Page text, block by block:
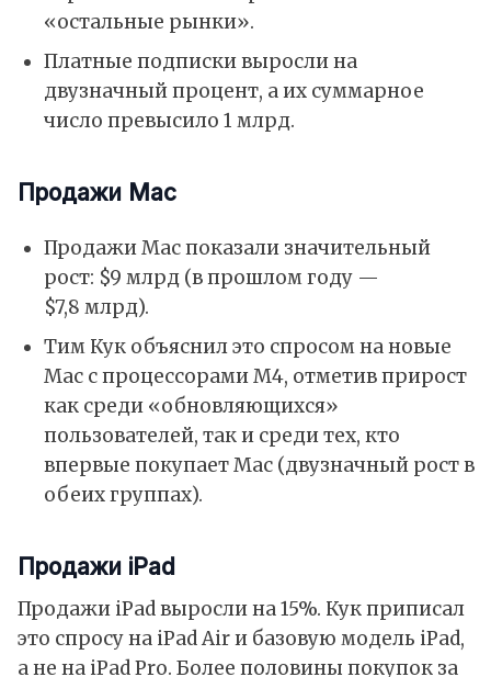
«остальные рынки».
Платные подписки выросли на
двузначный процент, а их суммарное
число превысило 1 млрд.
Продажи Mac
Продажи Mac показали значительный
рост: $9 млрд (в прошлом году —
$7,8 млрд).
Тим Кук объяснил это спросом на новые
Mac с процессорами M4, отметив прирост
как среди «обновляющихся»
пользователей, так и среди тех, кто
впервые покупает Mac (двузначный рост в
обеих группах).
Продажи iPad
Продажи iPad выросли на 15%. Кук приписал
это спросу на iPad Air и базовую модель iPad,
а не на iPad Pro. Более половины покупок за